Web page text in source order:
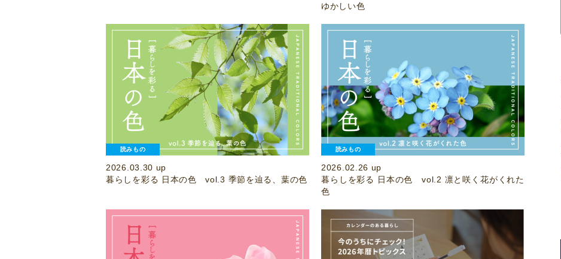
ゆかしい色
読みもの
2026.03.30 up
暮らしを彩る 日本の色 vol.3 季節を辿る、葉の色
読みもの
2026.02.26 up
暮らしを彩る 日本の色 vol.2 凛と咲く花がくれた
色